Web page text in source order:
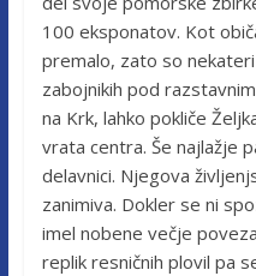
100 eksponatov. Kot
premalo, zato so
zabojnikih pod
na Krk, lahko pokliče
vrata centra. Še najlažje
delavnici. Njegova
zanimiva. Dokler se ni
imel nobene večje
replik resničnih plovil pa